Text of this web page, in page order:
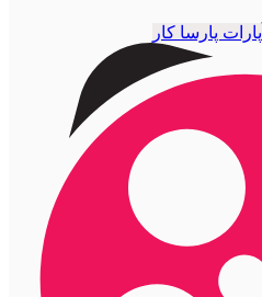
آپارات پارسا کار